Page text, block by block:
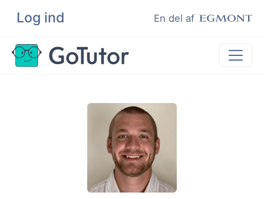
Log ind En del af
Søg
Lektiehjælp
Hjælp til ordblinde